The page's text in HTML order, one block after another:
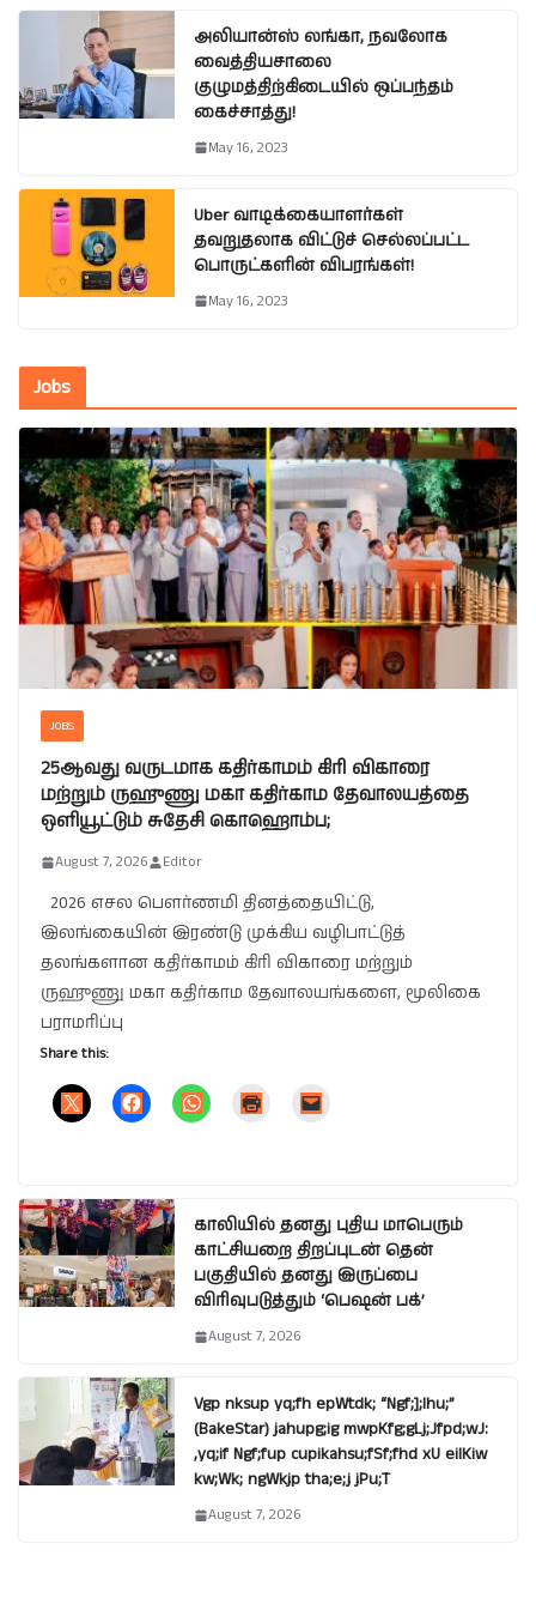
அலியான்ஸ் லங்கா, நவலோக
வைத்தியசாலை
குழுமத்திற்கிடையில் ஒப்பந்தம்
கைச்சாத்து!
May 16, 2023
Uber வாடிக்கையாளர்கள்
தவறுதலாக விட்டுச் செல்லப்பட்ட
பொருட்களின் விபரங்கள்!
May 16, 2023
Jobs
JOBS
25ஆவது வருடமாக கதிர்காமம் கிரி விகாரை
மற்றும் ருஹுணு மகா கதிர்காம தேவாலயத்தை
ஒளியூட்டும் சுதேசி கொஹொம்ப;
August 7, 2026 Editor
2026 எசல பௌர்ணமி தினத்தையிட்டு,
இலங்கையின் இரண்டு முக்கிய வழிபாட்டுத்
தலங்களான கதிர்காமம் கிரி விகாரை மற்றும்
ருஹுணு மகா கதிர்காம தேவாலயங்களை, மூலிகை
பராமரிப்பு
Share this:
காலியில் தனது புதிய மாபெரும்
காட்சியறை திறப்புடன் தென்
பகுதியில் தனது இருப்பை
விரிவுபடுத்தும் ‘பெஷன் பக்’
August 7, 2026
Vgp nksup yq;fh epWtdk; “Ngf;];lhu;”
(BakeStar) jahupg;ig mwpKfg;gLj;Jfpd;wJ:
,yq;if Ngf;fup cupikahsu;fSf;fhd xU eilKiw
kw;Wk; ngWkjp tha;e;j jPu;T
August 7, 2026